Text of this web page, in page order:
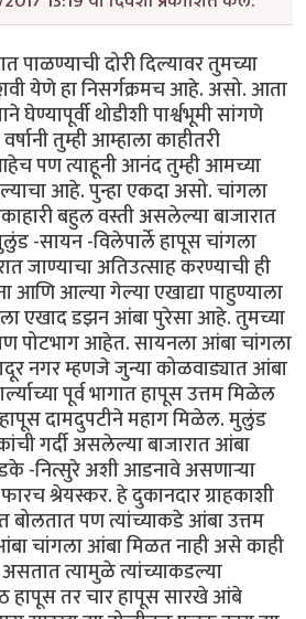
पाळण्याची दोरी दिल्यावर तुमच्या
येणे हा निसर्गक्रमच आहे. असो. आता
थोडीशी पार्श्वभूमी सांगणे
तुम्ही आम्हाला काहीतरी
पण त्याहूनी आनंद तुम्ही आमच्या
आहे. पुन्हा एकदा असो. चांगला
बहुल वस्ती असलेल्या बाजारात
-सायन -विलेपार्ले हापूस चांगला
जाण्याचा अतिउत्साह करण्याची ही
आणि आल्या गेल्या एखाद्या पाहुण्याला
एखाद डझन आंबा पुरेसा आहे. तुमच्या
पोटभाग आहेत. सायनला आंबा चांगला
नगर म्हणजे जुन्या कोळवाड्यात आंबा
पूर्व भागात हापूस उत्तम मिळेल
दामदुपटीने महाग मिळेल. मुलुंड
गर्दी असलेल्या बाजारात आंबा
-नित्सुरे अशी आडनावे असणार्‍या
श्रेयस्कर. हे दुकानदार ग्राहकाशी
पण त्यांच्याकडे आंबा उत्तम
चांगला आंबा मिळत नाही असे काही
त्यामुळे त्यांच्याकडल्या
हापूस तर चार हापूस सारखे आंबे